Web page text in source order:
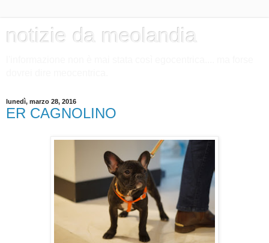
notizie da meolandia
lunedì, marzo 28, 2016
ER CAGNOLINO